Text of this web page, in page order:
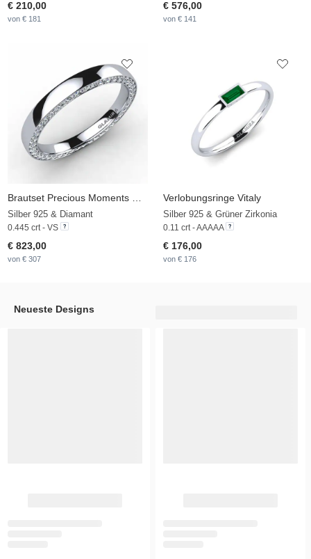
€ 210,00
von € 181
€ 576,00
von € 141
Silber 925 & Diamant
0.445 crt - VS
€ 823,00
von € 307
Verlobungsringe Vitaly
Silber 925 & Grüner Zirkonia
0.11 crt - AAAAA
€ 176,00
von € 176
Neueste Designs